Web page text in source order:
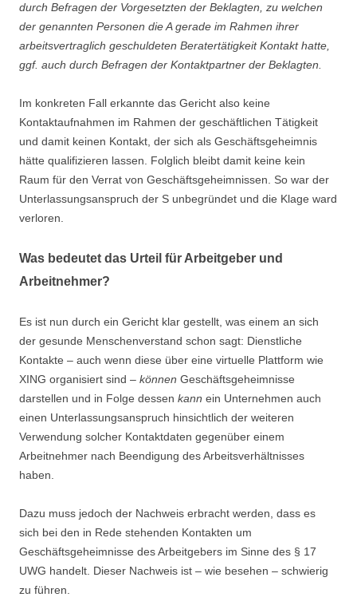
durch Befragen der Vorgesetzten der Beklagten, zu welchen
der genannten Personen die A gerade im Rahmen ihrer
arbeitsvertraglich geschuldeten Beratertätigkeit Kontakt hatte,
ggf. auch durch Befragen der Kontaktpartner der Beklagten.
Im konkreten Fall erkannte das Gericht also keine
Kontaktaufnahmen im Rahmen der geschäftlichen Tätigkeit
und damit keinen Kontakt, der sich als Geschäftsgeheimnis
hätte qualifizieren lassen. Folglich bleibt damit keine kein
Raum für den Verrat von Geschäftsgeheimnissen. So war der
Unterlassungsanspruch der S unbegründet und die Klage ward
verloren.
Was bedeutet das Urteil für Arbeitgeber und
Arbeitnehmer?
Es ist nun durch ein Gericht klar gestellt, was einem an sich
der gesunde Menschenverstand schon sagt: Dienstliche
Kontakte – auch wenn diese über eine virtuelle Plattform wie
XING organisiert sind – können Geschäftsgeheimnisse
darstellen und in Folge dessen kann ein Unternehmen auch
einen Unterlassungsanspruch hinsichtlich der weiteren
Verwendung solcher Kontaktdaten gegenüber einem
Arbeitnehmer nach Beendigung des Arbeitsverhältnisses
haben.
Dazu muss jedoch der Nachweis erbracht werden, dass es
sich bei den in Rede stehenden Kontakten um
Geschäftsgeheimnisse des Arbeitgebers im Sinne des § 17
UWG handelt. Dieser Nachweis ist – wie besehen – schwierig
zu führen.